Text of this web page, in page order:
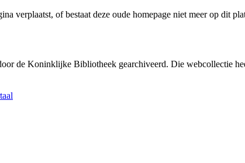
verplaatst, of bestaat deze oude homepage niet meer op dit
de Koninklijke Bibliotheek gearchiveerd. Die webcollectie